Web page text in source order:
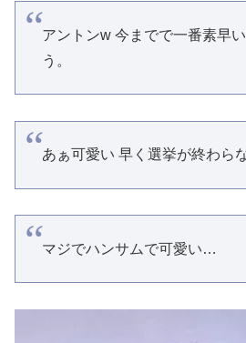
アントンw 今までで一番素早
う。
あぁ可愛い 早く選挙が終わら
マジでハンサムで可愛い…